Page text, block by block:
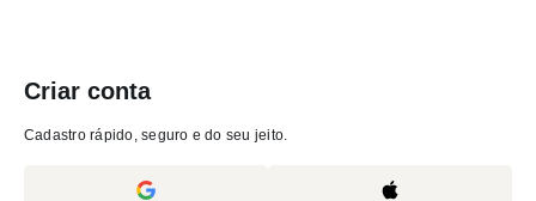
Criar conta
Cadastro rápido, seguro e do seu jeito.